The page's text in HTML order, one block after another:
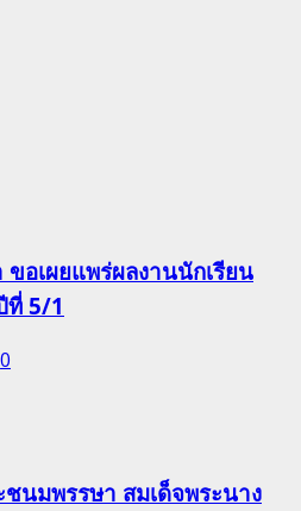
ขอเผยแพร่ผลงานนักเรียน
ที่ 5/1
0
นมพรรษา สมเด็จพระนาง